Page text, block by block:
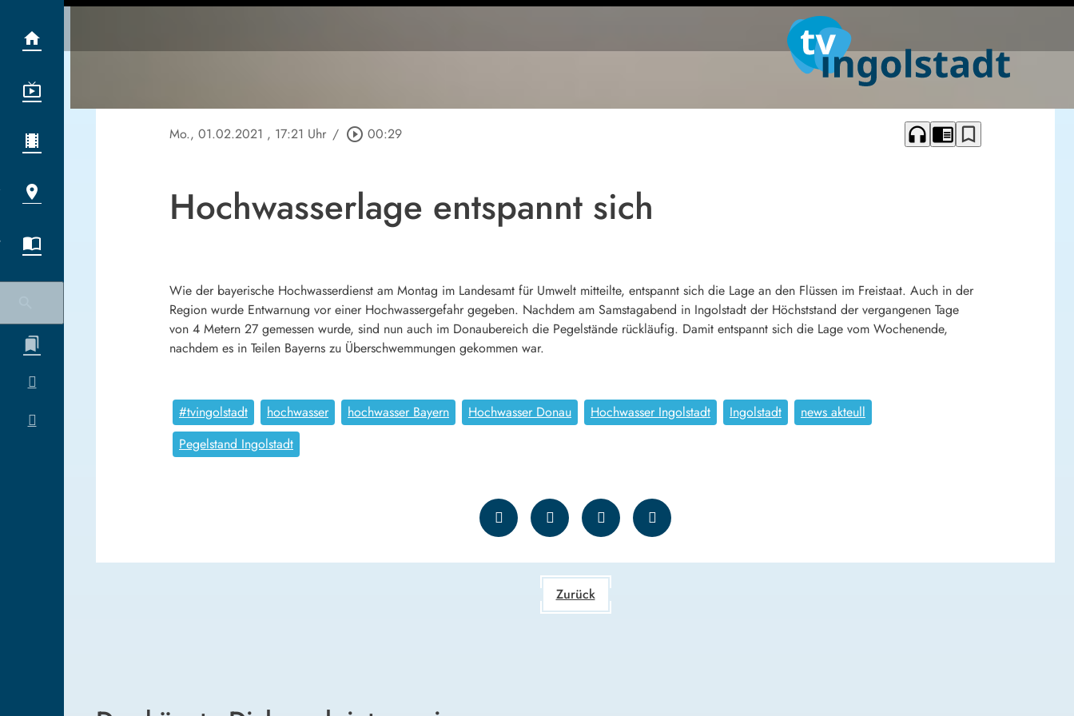
Mo., 01.02.2021 , 17:21 Uhr / play_circle_outline 00:29 headphones chrome_reader_mode bookmark_border
Hochwasserlage entspannt sich
Wie der bayerische Hochwasserdienst am Montag im Landesamt für Umwelt mitteilte, entspannt sich die Lage an den Flüssen im Freistaat. Auch in der
Region wurde Entwarnung vor einer Hochwassergefahr gegeben. Nachdem am Samstagabend in Ingolstadt der Höchststand der vergangenen Tage
von 4 Metern 27 gemessen wurde, sind nun auch im Donaubereich die Pegelstände rückläufig. Damit entspannt sich die Lage vom Wochenende,
nachdem es in Teilen Bayerns zu Überschwemmungen gekommen war.
#tvingolstadt hochwasser hochwasser Bayern Hochwasser Donau Hochwasser Ingolstadt Ingolstadt
news akteull
Pegelstand Ingolstadt
Zurück